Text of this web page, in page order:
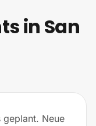
in San
Neue